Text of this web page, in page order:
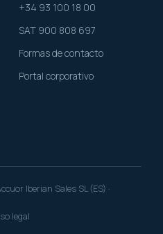
+34 93 100 18 00
SAT 900 808 697
Formas de contacto
Portal corporativo
Iberian Sales SL (ES) ·
legal